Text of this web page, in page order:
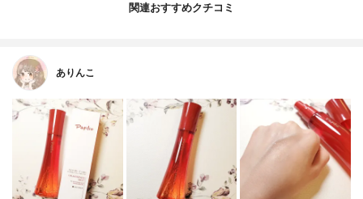
関連おすすめクチコミ
ありんこ